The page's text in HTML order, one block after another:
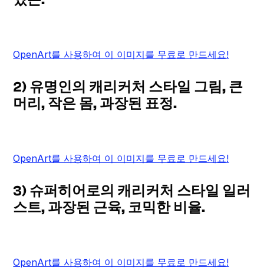
OpenArt를 사용하여 이 이미지를 무료로 만드세요!
2) 유명인의 캐리커처 스타일 그림, 큰
머리, 작은 몸, 과장된 표정.
OpenArt를 사용하여 이 이미지를 무료로 만드세요!
3) 슈퍼히어로의 캐리커처 스타일 일러
스트, 과장된 근육, 코믹한 비율.
OpenArt를 사용하여 이 이미지를 무료로 만드세요!